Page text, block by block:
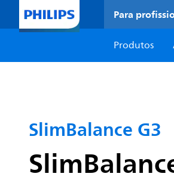
Para
Produtos
SlimBalance G3